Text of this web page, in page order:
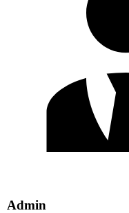
Admin